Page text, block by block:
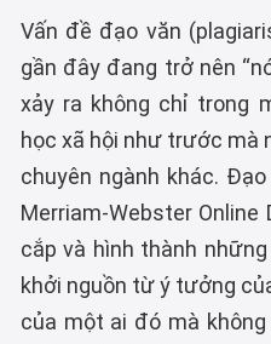
Vấn đề đạo văn
gần đây đang trở nên
xảy ra không chỉ trong
học xã hội như trước mà
chuyên ngành khác.
Merriam-Webster
cắp và hình thành
khởi nguồn từ ý tưởng
của một ai đó mà